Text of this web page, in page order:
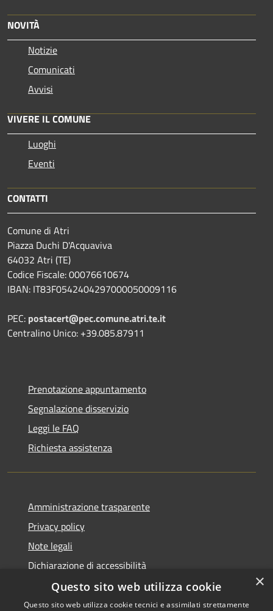
NOVITÀ
Notizie
Comunicati
Avvisi
VIVERE IL COMUNE
Luoghi
Eventi
CONTATTI
Comune di Atri
Piazza Duchi D'Acquaviva
64032 Atri (TE)
Codice Fiscale: 00076610674
IBAN: IT83F0542404297000050009116
PEC: postacert@pec.comune.atri.te.it
Centralino Unico: +39.085.87911
Prenotazione appuntamento
Segnalazione disservizio
Leggi le FAQ
Richiesta assistenza
Amministrazione trasparente
Privacy policy
Note legali
Dichiarazione di accessibilità
×
Questo sito web utilizza cookie
Questo sito web utilizza cookie tecnici e assimilati strettamente